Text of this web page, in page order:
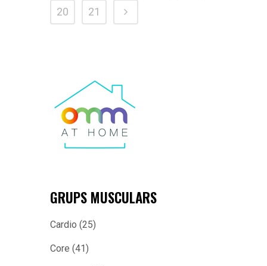
20
21
GRUPS MUSCULARS
Cardio (25)
Core (41)